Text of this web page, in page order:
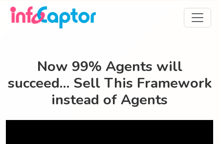
Now 99% Agents will
succeed… Sell This Framework
instead of Agents